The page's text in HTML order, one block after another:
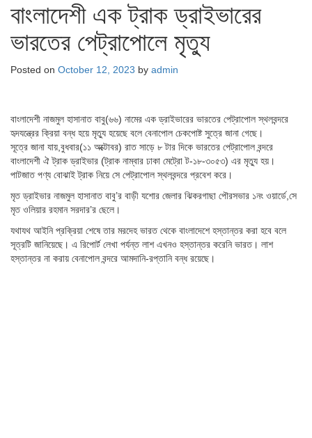
বাংলাদেশী এক ট্রাক ড্রাইভারের
ভারতের পেট্রাপোলে মৃত্যু
Posted on October 12, 2023 by admin
বাংলাদেশী নাজমুল হাসানাত বাবু(৬৬) নামের এক ড্রাইভারের ভারতের পেট্রাপোল স্থলবন্দরে
হৃদযন্ত্রের ক্রিয়া বন্ধ হয়ে মৃত্যু হয়েছে বলে বেনাপোল চেকপোষ্ট সুত্রে জানা গেছে।
সূত্রে জানা যায়,বুধবার(১১ অক্টোবর) রাত সাড়ে ৮ টার দিকে ভারতের পেট্রাপোল বন্দরে
বাংলাদেশী ঐ ট্রাক ড্রাইভার (ট্রাক নাম্বার ঢাকা মেট্রো ট-১৮-৩০৫৩) এর মৃত্যু হয়।
পাটজাত পণ্য বোঝাই ট্রাক নিয়ে সে পেট্রাপোল স্থলবন্দরে প্রবেশ করে।
মৃত ড্রাইভার নাজমুল হাসানাত বাবু’র বাড়ী যশোর জেলার ঝিকরগাছা পৌরসভার ১নং ওয়ার্ডে,সে
মৃত ওলিয়ার রহমান সরদার’র ছেলে।
যথাযথ আইনি প্রক্রিয়া শেষে তার মরদেহ ভারত থেকে বাংলাদেশে হস্তান্তর করা হবে বলে
সূত্রটি জানিয়েছে। এ রিপোর্ট লেখা পর্যন্ত লাশ এখনও হস্তান্তর করেনি ভারত। লাশ
হস্তান্তর না করায় বেনাপোল বন্দরে আমদানি-রপ্তানি বন্ধ রয়েছে।